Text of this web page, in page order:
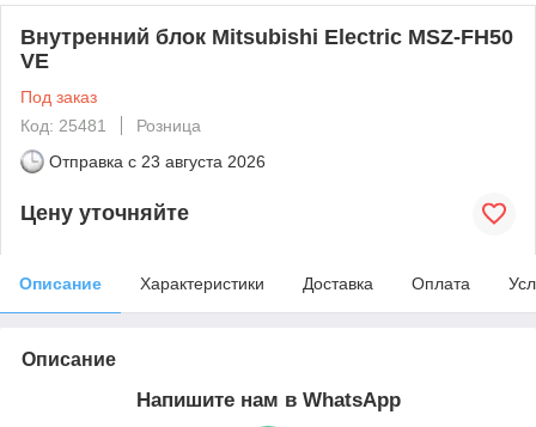
Внутренний блок Mitsubishi Electric MSZ-FH50
VE
Под заказ
Код: 25481
Розница
Отправка с 23 августа 2026
Цену уточняйте
Описание Характеристики Доставка Оплата
Описание
Напишите нам в WhatsApp